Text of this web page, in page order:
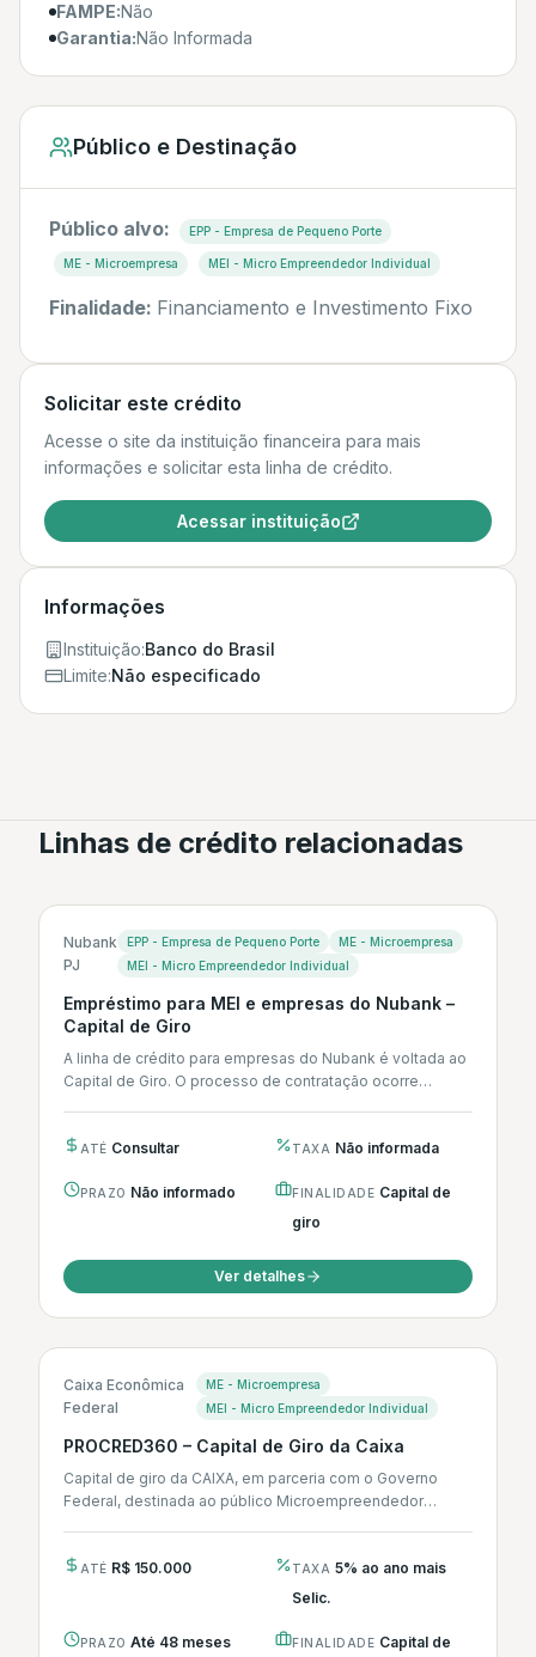
FAMPE:Não
Garantia:Não Informada
Público e Destinação
Público alvo: EPP - Empresa de Pequeno Porte
ME - Microempresa MEI - Micro Empreendedor Individual
Finalidade: Financiamento e Investimento Fixo
Solicitar este crédito
Acesse o site da instituição financeira para mais
informações e solicitar esta linha de crédito.
Acessar instituição
Informações
Instituição:Banco do Brasil
Limite:Não especificado
Linhas de crédito relacionadas
Nubank
PJ
EPP - Empresa de Pequeno Porte
ME - Microempresa
MEI - Micro Empreendedor Individual
Empréstimo para MEI e empresas do Nubank –
Capital de Giro
A linha de crédito para empresas do Nubank é voltada ao
Capital de Giro. O processo de contratação ocorre
ATÉ Consultar TAXA Não informada
PRAZO Não informado FINALIDADE Capital de
giro
Ver detalhes
Caixa Econômica
Federal
ME - Microempresa
MEI - Micro Empreendedor Individual
PROCRED360 – Capital de Giro da Caixa
Capital de giro da CAIXA, em parceria com o Governo
Federal, destinada ao público Microempreendedor
ATÉ R$ 150.000 TAXA 5% ao ano mais
Selic.
PRAZO Até 48 meses FINALIDADE Capital de